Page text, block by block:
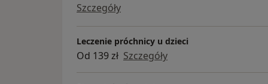
Szczegóły
Leczenie próchnicy u dzieci
Od 139 zł Szczegóły